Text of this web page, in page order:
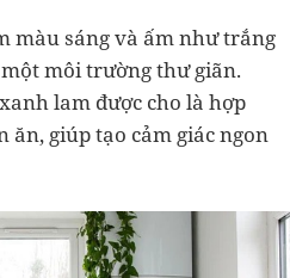
màu sáng và ấm như trắng
môi trường thư giãn.
lam được cho là hợp
giúp tạo cảm giác ngon